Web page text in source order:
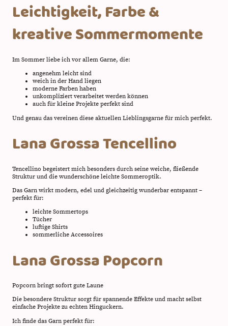
Leichtigkeit, Farbe &
kreative Sommermomente
Im Sommer liebe ich vor allem Garne, die:
angenehm leicht sind
weich in der Hand liegen
moderne Farben haben
unkompliziert verarbeitet werden können
auch für kleine Projekte perfekt sind
Und genau das vereinen diese aktuellen Lieblingsgarne für mich perfekt.
Lana Grossa Tencellino
Tencellino begeistert mich besonders durch seine weiche, fließende
Struktur und die wunderschöne leichte Sommeroptik.
Das Garn wirkt modern, edel und gleichzeitig wunderbar entspannt –
perfekt für:
leichte Sommertops
Tücher
luftige Shirts
sommerliche Accessoires
Lana Grossa Popcorn
Popcorn bringt sofort gute Laune
Die besondere Struktur sorgt für spannende Effekte und macht selbst
einfache Projekte zu echten Hinguckern.
Ich finde das Garn perfekt für: